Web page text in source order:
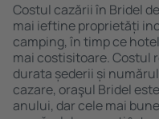
Costul cazării în Bridel
mai ieftine proprietăți
camping, în timp ce
mai costisitoare. Costul
durata șederii și
cazare, oraşul Bridel
anului, dar cele mai